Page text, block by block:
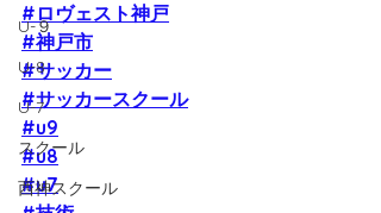
U-９
U-8
U-7
スクール
西神スクール
#ロヴェスト神戸
#神戸市
#サッカー
#サッカースクール
#u9
#u8
#u7